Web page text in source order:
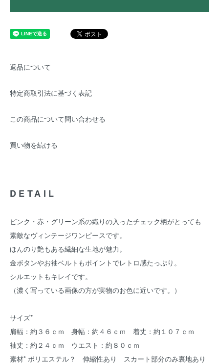
返品について
特定商取引法に基づく表記
この商品について問い合わせる
買い物を続ける
DETAIL
ピンク・赤・グリーン系の織りの入ったチェック柄がとっても
素敵なヴィンテージワンピースです。
ほんのり艶もある繊細な生地が魅力。
金ボタンやお袖ベルトもポイントでレトロ感たっぷり。
シルエットもキレイです。
（濃く写っている画像の方が実物のお色に近いです。）
サイズ*
肩幅：約３６ｃｍ 身幅：約４６ｃｍ 着丈：約１０７ｃｍ
袖丈：約２４ｃｍ ウエスト：約８０ｃｍ
素材* ポリエステル？ 伸縮性あり スカート部分のみ裏地あり